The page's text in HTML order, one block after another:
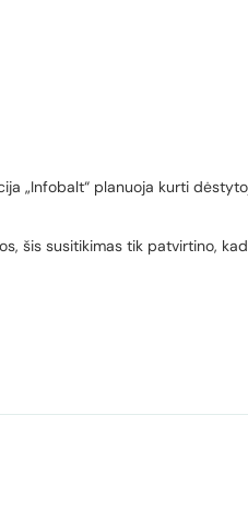
„Infobalt“ planuoja kurti
šis susitikimas tik patvirtino,